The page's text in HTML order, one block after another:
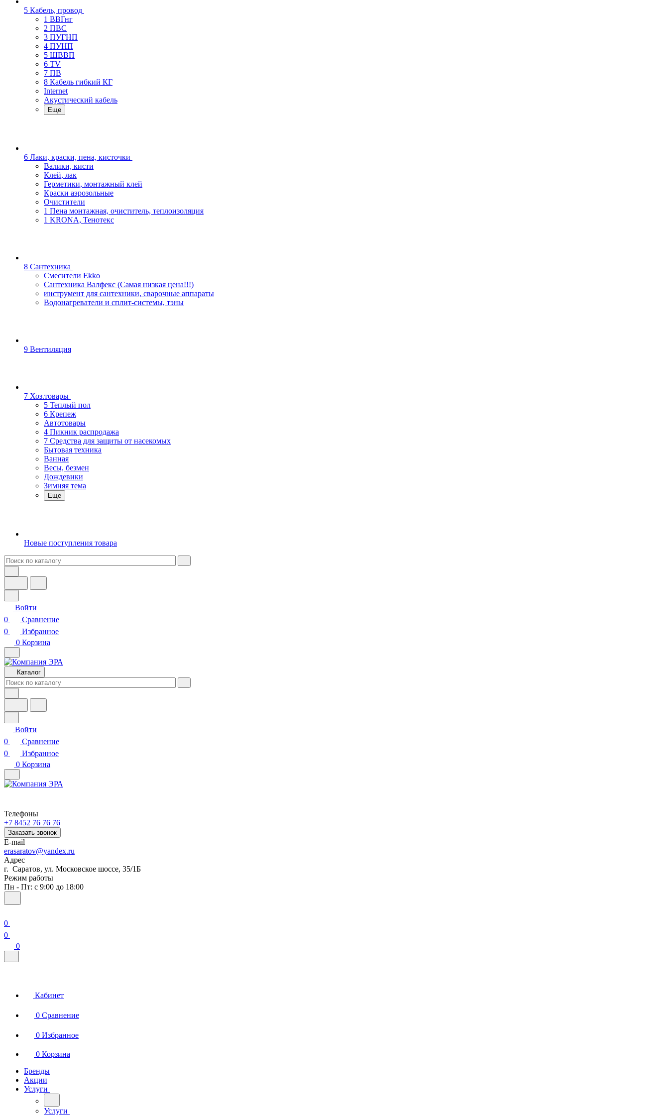
5 Кабель, провод
1 ВВГнг
2 ПВС
3 ПУГНП
4 ПУНП
5 ШВВП
6 TV
7 ПВ
8 Кабель гибкий КГ
Internet
Акустический кабель
Еще
6 Лаки, краски, пена, кисточки
Валики, кисти
Клей, лак
Герметики, монтажный клей
Краски аэрозольные
Очистители
1 Пена монтажная, очиститель, теплоизоляция
1 KRONA, Тенотекс
8 Сантехника
Смесители Ekko
Сантехника Валфекс (Самая низкая цена!!!)
инструмент для сантехники, сварочные аппараты
Водонагреватели и сплит-системы, тэны
9 Вентиляция
7 Хоз.товары
5 Теплый пол
6 Крепеж
Автотовары
4 Пикник распродажа
7 Средства для защиты от насекомых
Бытовая техника
Ванная
Весы, безмен
Дождевики
Зимняя тема
Еще
Новые поступления товара
Войти
0
Сравнение
0
Избранное
0 Корзина
Каталог
Войти
0
Сравнение
0
Избранное
0 Корзина
Телефоны
+7 8452 76 76 76
Заказать звонок
E-mail
erasaratov@yandex.ru
Адрес
г. Саратов, ул. Московское шоссе, 35/1Б
Режим работы
Пн - Пт: с 9:00 до 18:00
0
0
0
Кабинет
0 Сравнение
0 Избранное
0 Корзина
Бренды
Акции
Услуги
Услуги